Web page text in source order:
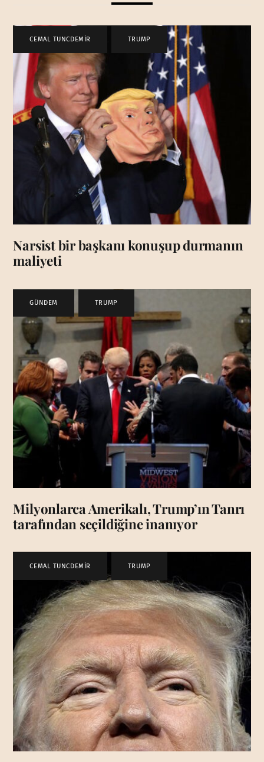
CEMAL TUNCDEMİR TRUMP
Narsist bir başkanı konuşup durmanın
maliyeti
GÜNDEM TRUMP
Milyonlarca Amerikalı, Trump’ın Tanrı
tarafından seçildiğine inanıyor
CEMAL TUNCDEMİR TRUMP